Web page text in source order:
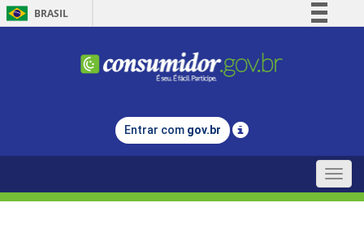
BRASIL
Comunica BR
Legislação
Entrar com gov.br
Toggle